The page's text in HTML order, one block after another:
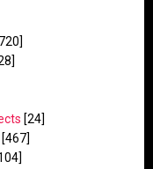
[24]
[467]